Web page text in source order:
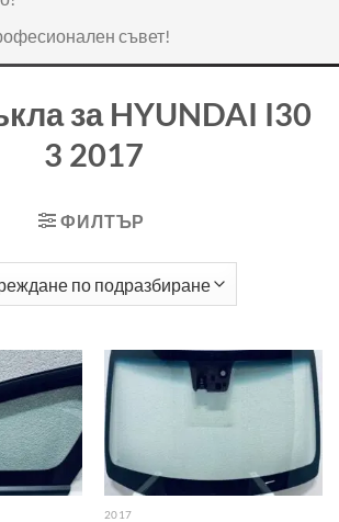
съвет!
за HYUNDAI I30
3 2017
ФИЛТЪР
2017